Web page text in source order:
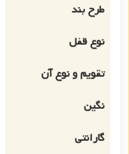
طرح بند
نوع قفل
تقویم و نوع آن
نگین
گارانتی